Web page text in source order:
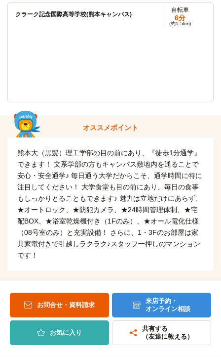
東海大学(熊本キャンパス)
自転車
8分
(約1.9km)
その他
熊本学園大学(大学院)
熊本県立大学 その他
43分
クラーク記念国際高等学校(熊本キャンパス)
自転車
6分
(約1.5km)
オススメポイント
熊本大（黒髪）理工学部の目の前にあり、『徒歩1分通学』
できます！ 文系学部の方もキャンパス敷地内を通ることで
安心・安全通学♪ 毎日通う大学だからこそ、通学時間に特に
注目してください！ 大学食堂も目の前にあり、毎日の食事
もしっかりとることもできます♪ 魅力は立地だけにあらず、
★オートロック、★防犯カメラ、★24時間管理体制、★宅
配BOX、★浴室乾燥機付き（1Fのみ）、★オール電化仕様
（08号室のみ）と充実設備！ さらに、1・3Fのお部屋は家
具家電付きで引越しラクラク♪スタッフ一押しのマンション
です！
お問合せ・資料請求
来店予約・
オンライン相談
お気に入り
共有する
（友達に教える）